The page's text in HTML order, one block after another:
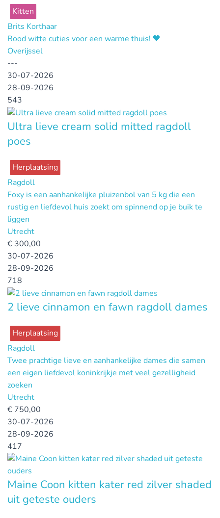
Kitten
Brits Korthaar
Rood witte cuties voor een warme thuis! 🧡
Overijssel
---
30-07-2026
28-09-2026
543
Ultra lieve cream solid mitted ragdoll
poes
Herplaatsing
Ragdoll
Foxy is een aanhankelijke pluizenbol van 5 kg die een
rustig en liefdevol huis zoekt om spinnend op je buik te
liggen
Utrecht
€ 300,00
30-07-2026
28-09-2026
718
2 lieve cinnamon en fawn ragdoll dames
Herplaatsing
Ragdoll
Twee prachtige lieve en aanhankelijke dames die samen
een eigen liefdevol koninkrijkje met veel gezelligheid
zoeken
Utrecht
€ 750,00
30-07-2026
28-09-2026
417
Maine Coon kitten kater red zilver shaded
uit geteste ouders